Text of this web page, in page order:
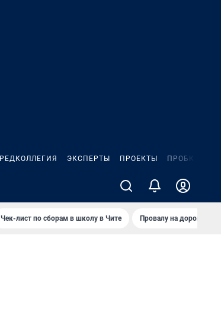
РЕДКОЛЛЕГИЯ ЭКСПЕРТЫ ПРОЕКТЫ ПРОБКИ
Чек-лист по сборам в школу в Чите Провалу на дороге